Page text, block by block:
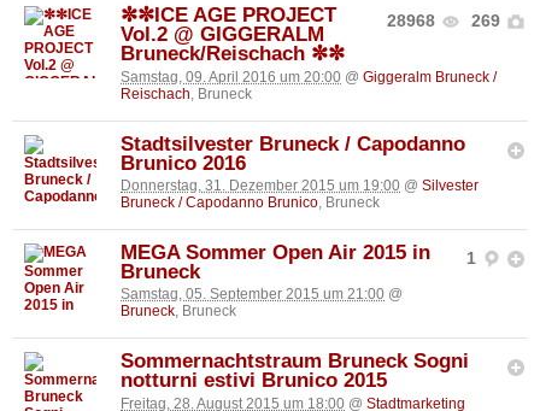
28968 269
✼✼ICE AGE PROJECT
Vol.2 @ GIGGERALM
Bruneck/Reischach ✼✼
Samstag, 09. April 2016 um 20:00 @ Giggeralm Bruneck /
Reischach , Bruneck
Stadtsilvester Bruneck / Capodanno
Brunico 2016
Donnerstag, 31. Dezember 2015 um 19:00 @ Silvester
Bruneck / Capodanno Brunico, Bruneck
1
MEGA Sommer Open Air 2015 in
Bruneck
Samstag, 05. September 2015 um 21:00 @
Bruneck, Bruneck
Sommernachtstraum Bruneck Sogni
notturni estivi Brunico 2015
Freitag, 28. August 2015 um 18:00 @ Stadtmarketing